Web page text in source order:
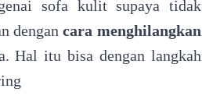
sofa kulit supaya tidak
dengancara menghilangkan
Hal itu bisa dengan langkah